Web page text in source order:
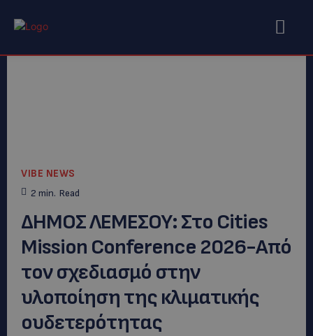
VIBE NEWS
2 min. Read
ΔΗΜΟΣ ΛΕΜΕΣΟΥ: Στο Cities
Mission Conference 2026-Από
τον σχεδιασμό στην
υλοποίηση της κλιματικής
ουδετερότητας